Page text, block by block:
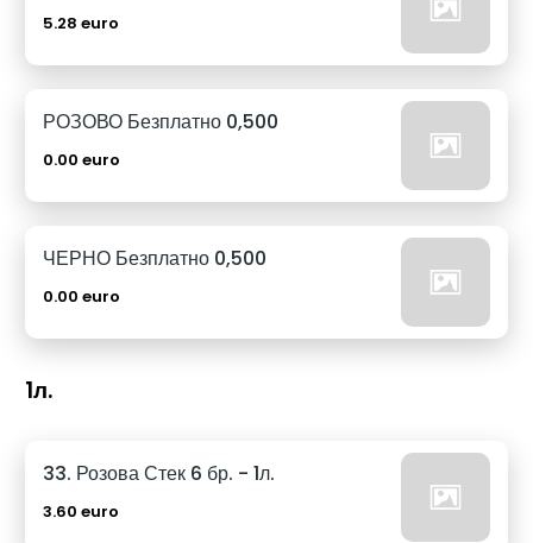
5.28 euro
РОЗОВО Безплатно 0,500
0.00 euro
ЧЕРНО Безплатно 0,500
0.00 euro
1л.
33. Розова Стек 6 бр. - 1л.
3.60 euro